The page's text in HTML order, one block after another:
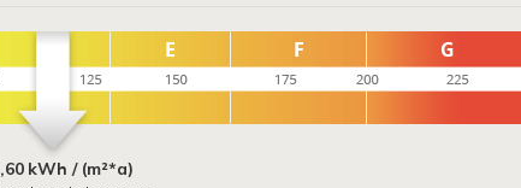
kWh / (m²*a)